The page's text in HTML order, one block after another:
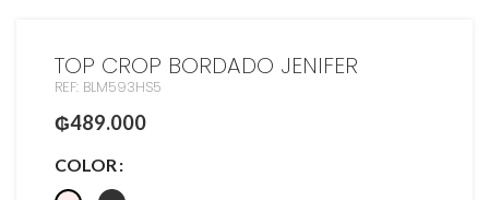
TOP CROP BORDADO JENIFER
REF: BLM593HS5
₲489.000
COLOR